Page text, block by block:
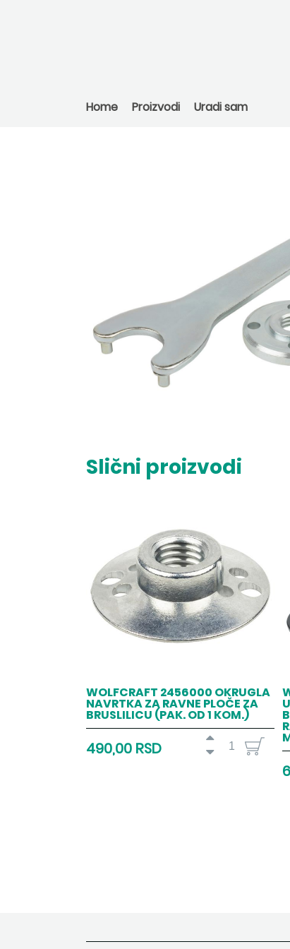
Home Proizvodi Uradi sam
Slični proizvodi
WOLFCRAFT 2456000 OKRUGLA
NAVRTKA ZA RAVNE PLOČE ZA
BRUSLILICU (PAK. OD 1 KOM.)
490,00 RSD